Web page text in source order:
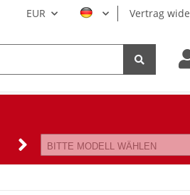
EUR Vertrag
BITTE MODELL WÄHLEN